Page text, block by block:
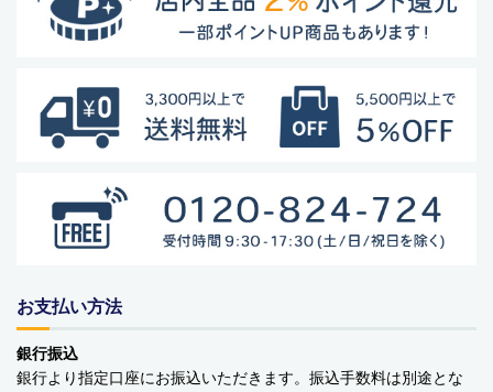
季節商品
日用品・雑貨
バッグ・カート
アパレル
アクセサリー
お支払い方法
銀行振込
銀行より指定口座にお振込いただきます。振込手数料は別途とな